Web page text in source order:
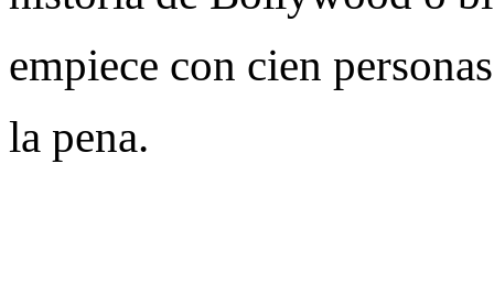
empiece con cien
la pena.